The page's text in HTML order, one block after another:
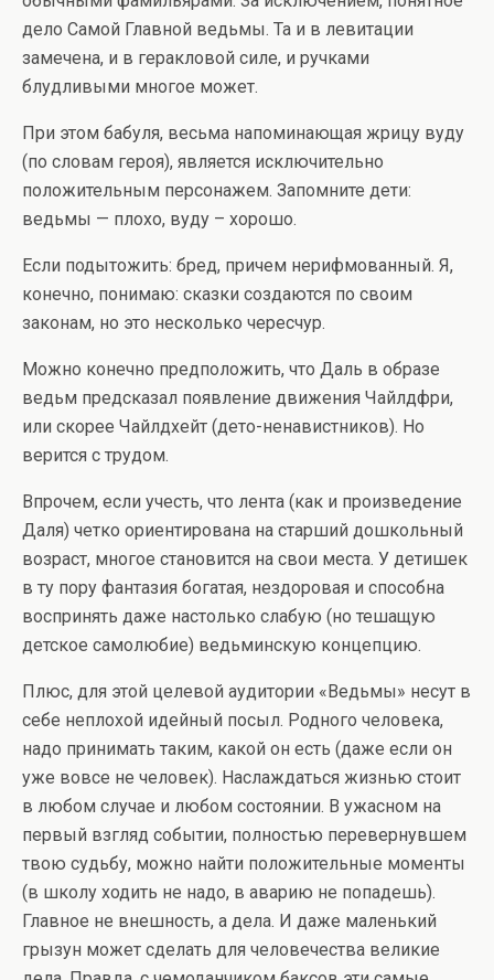
дело Самой Главной ведьмы. Та и в левитации
замечена, и в геракловой силе, и ручками
блудливыми многое может.
При этом бабуля, весьма напоминающая жрицу вуду
(по словам героя), является исключительно
положительным персонажем. Запомните дети:
ведьмы — плохо, вуду – хорошо.
Если подытожить: бред, причем нерифмованный. Я,
конечно, понимаю: сказки создаются по своим
законам, но это несколько чересчур.
Можно конечно предположить, что Даль в образе
ведьм предсказал появление движения Чайлдфри,
или скорее Чайлдхейт (дето-ненавистников). Но
верится с трудом.
Впрочем, если учесть, что лента (как и произведение
Даля) четко ориентирована на старший дошкольный
возраст, многое становится на свои места. У детишек
в ту пору фантазия богатая, нездоровая и способна
воспринять даже настолько слабую (но тешащую
детское самолюбие) ведьминскую концепцию.
Плюс, для этой целевой аудитории «Ведьмы» несут в
себе неплохой идейный посыл. Родного человека,
надо принимать таким, какой он есть (даже если он
уже вовсе не человек). Наслаждаться жизнью стоит
в любом случае и любом состоянии. В ужасном на
первый взгляд событии, полностью перевернувшем
твою судьбу, можно найти положительные моменты
(в школу ходить не надо, в аварию не попадешь).
Главное не внешность, а дела. И даже маленький
грызун может сделать для человечества великие